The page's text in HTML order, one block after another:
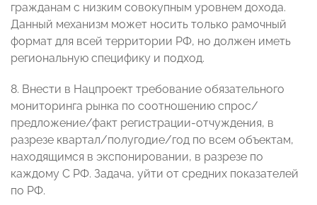
гражданам с низким совокупным уровнем дохода.
Данный механизм может носить только рамочный
формат для всей территории РФ, но должен иметь
региональную специфику и подход.
8. Внести в Нацпроект требование обязательного
мониторинга рынка по соотношению спрос/
предложение/факт регистрации-отчуждения, в
разрезе квартал/полугодие/год по всем объектам,
находящимся в экспонировании, в разрезе по
каждому С РФ. Задача, уйти от средних показателей
по РФ.